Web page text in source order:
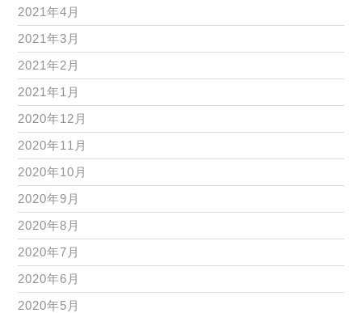
2021年4月
2021年3月
2021年2月
2021年1月
2020年12月
2020年11月
2020年10月
2020年9月
2020年8月
2020年7月
2020年6月
2020年5月